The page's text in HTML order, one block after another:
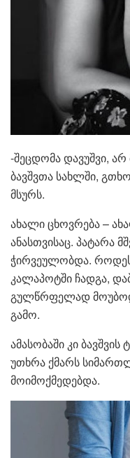
-შეცდომა დავუშვი,
ბავშვთა სახლში,
მსურს.
ახალი ცხოვრება –
ანასთვისაც. პატარა
ჭირვეულობდა.
კალაპოტში ჩადგა,
გულწრფელად
გამო.
ამასობაში კი
უთხრა ქმარს
მოიმოქმედებდა.